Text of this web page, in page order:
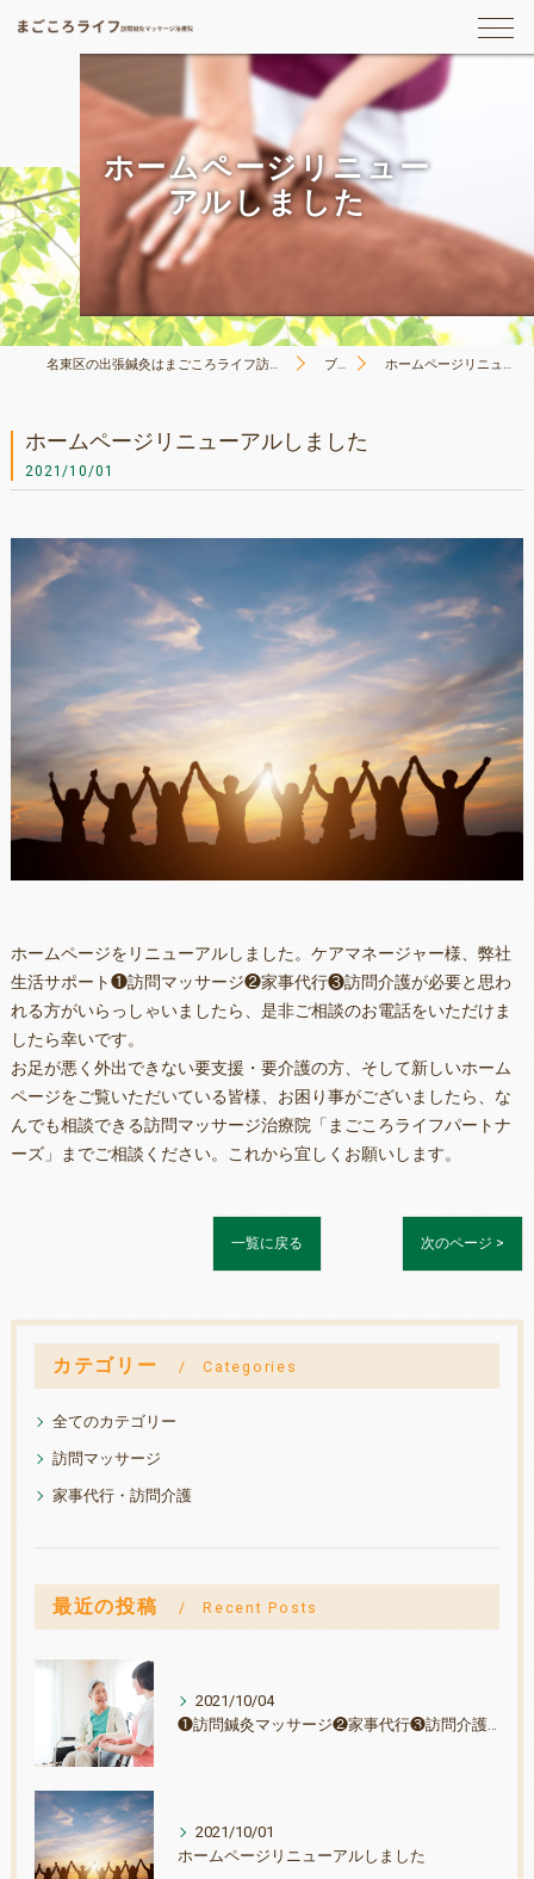
ホームページリニュー
アルしました
名東区の出張鍼灸はまごころライフ訪問鍼灸マッサージ治療院 ブログ ホームページリニューアルしました
ホームページリニューアルしました
2021/10/01
ホームページをリニューアルしました。ケアマネージャー様、弊社
生活サポート❶訪問マッサージ❷家事代行❸訪問介護が必要と思わ
れる方がいらっしゃいましたら、是非ご相談のお電話をいただけま
したら幸いです。
お足が悪く外出できない要支援・要介護の方、そして新しいホーム
ページをご覧いただいている皆様、お困り事がございましたら、な
んでも相談できる訪問マッサージ治療院「まごころライフパートナ
ーズ」までご相談ください。これから宜しくお願いします。
一覧に戻る 次のページ >
カテゴリー Categories
全てのカテゴリー
訪問マッサージ
家事代行・訪問介護
最近の投稿 Recent Posts
2021/10/04
❶訪問鍼灸マッサージ❷家事代行❸訪問介護は無料体験・お試しからご相談ください。
2021/10/01
ホームページリニューアルしました